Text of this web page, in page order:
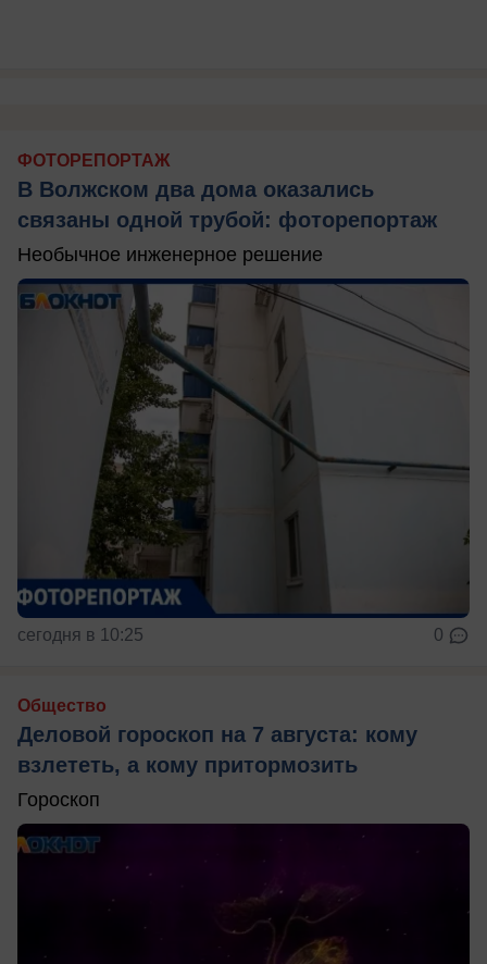
ФОТОРЕПОРТАЖ
В Волжском два дома оказались
связаны одной трубой: фоторепортаж
Необычное инженерное решение
сегодня в 10:25 0
Общество
Деловой гороскоп на 7 августа: кому
взлететь, а кому притормозить
Гороскоп